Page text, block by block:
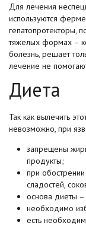
Для лечения
используются
гепатопротекторы,
тяжелых формах –
болезнь, решает
лечение не
Диета
Так как вылечить
невозможно, при
запрещены
продукты;
при обострении
сладостей,
основа диеты
необходимо
есть